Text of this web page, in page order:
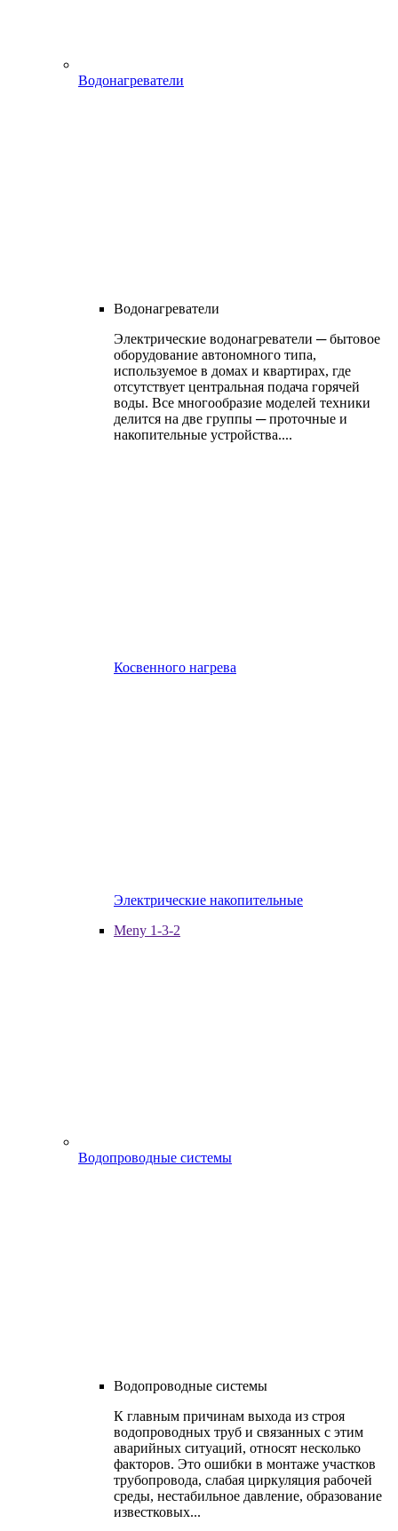
Водонагреватели
Водонагреватели
Электрические водонагреватели ─ бытовое
оборудование автономного типа,
используемое в домах и квартирах, где
отсутствует центральная подача горячей
воды. Все многообразие моделей техники
делится на две группы ─ проточные и
накопительные устройства....
Косвенного нагрева
Электрические накопительные
Meny 1-3-2
Водопроводные системы
Водопроводные системы
К главным причинам выхода из строя
водопроводных труб и связанных с этим
аварийных ситуаций, относят несколько
факторов. Это ошибки в монтаже участков
трубопровода, слабая циркуляция рабочей
среды, нестабильное давление, образование
известковых...